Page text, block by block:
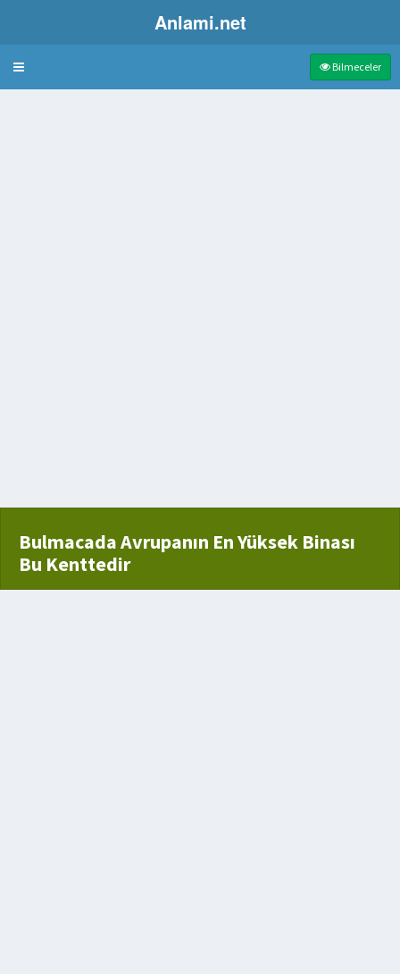
Anlami.net
Bulmaca Bilmeceler
Bulmacada Avrupanın En Yüksek Binası
Bu Kenttedir